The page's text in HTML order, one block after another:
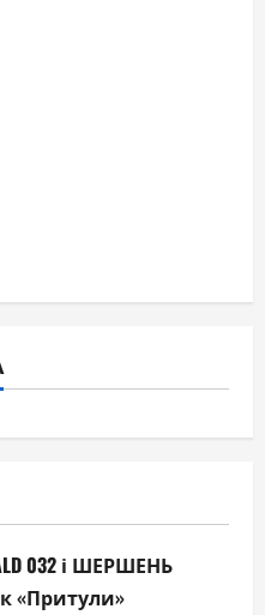
032 і ШЕРШЕНЬ
«Притули»